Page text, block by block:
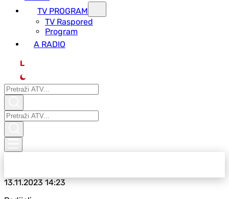
TV PROGRAM
ТV Raspored
Program
A RADIO
L
13.11.202314:23